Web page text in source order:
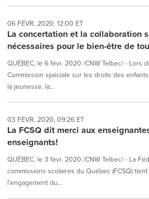
06 FÉVR, 2020, 12:00 ET
La concertation et la collaboration
nécessaires pour le bien-être de
QUÉBEC, le 6 févr. 2020 /CNW Telbec/ - Lors
Commission spéciale sur les droits des
la jeunesse, la...
03 FÉVR, 2020, 09:26 ET
La FCSQ dit merci aux
enseignants!
QUÉBEC, le 3 févr. 2020 /CNW Telbec/ - La
commissions scolaires du Québec (FCSQ)
l'engagement du...